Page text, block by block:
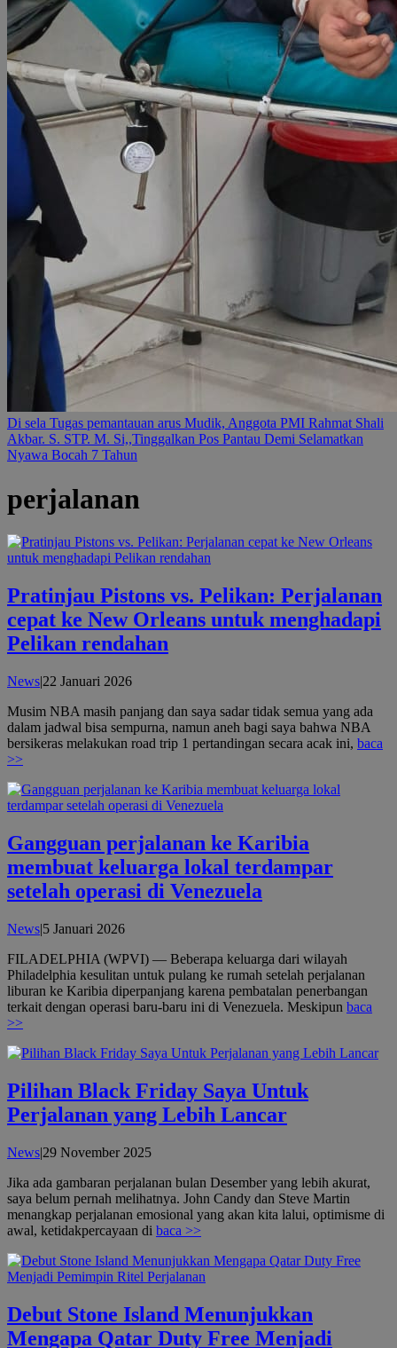
Di sela Tugas pemantauan arus Mudik, Anggota PMI Rahmat Shali
Akbar. S. STP. M. Si,,Tinggalkan Pos Pantau Demi Selamatkan
Nyawa Bocah 7 Tahun
perjalanan
Pratinjau Pistons vs. Pelikan: Perjalanan
cepat ke New Orleans untuk menghadapi
Pelikan rendahan
News|22 Januari 2026oleh
Musim NBA masih panjang dan saya sadar tidak semua yang ada
dalam jadwal bisa sempurna, namun aneh bagi saya bahwa NBA
bersikeras melakukan road trip 1 pertandingan secara acak ini, baca
>>
Gangguan perjalanan ke Karibia
membuat keluarga lokal terdampar
setelah operasi di Venezuela
News|5 Januari 2026oleh
FILADELPHIA (WPVI) — Beberapa keluarga dari wilayah
Philadelphia kesulitan untuk pulang ke rumah setelah perjalanan
liburan ke Karibia diperpanjang karena pembatalan penerbangan
terkait dengan operasi baru-baru ini di Venezuela. Meskipun baca
>>
Pilihan Black Friday Saya Untuk
Perjalanan yang Lebih Lancar
News|29 November 2025oleh
Jika ada gambaran perjalanan bulan Desember yang lebih akurat,
saya belum pernah melihatnya. John Candy dan Steve Martin
menangkap perjalanan emosional yang akan kita lalui, optimisme di
awal, ketidakpercayaan di baca >>
Debut Stone Island Menunjukkan
Mengapa Qatar Duty Free Menjadi